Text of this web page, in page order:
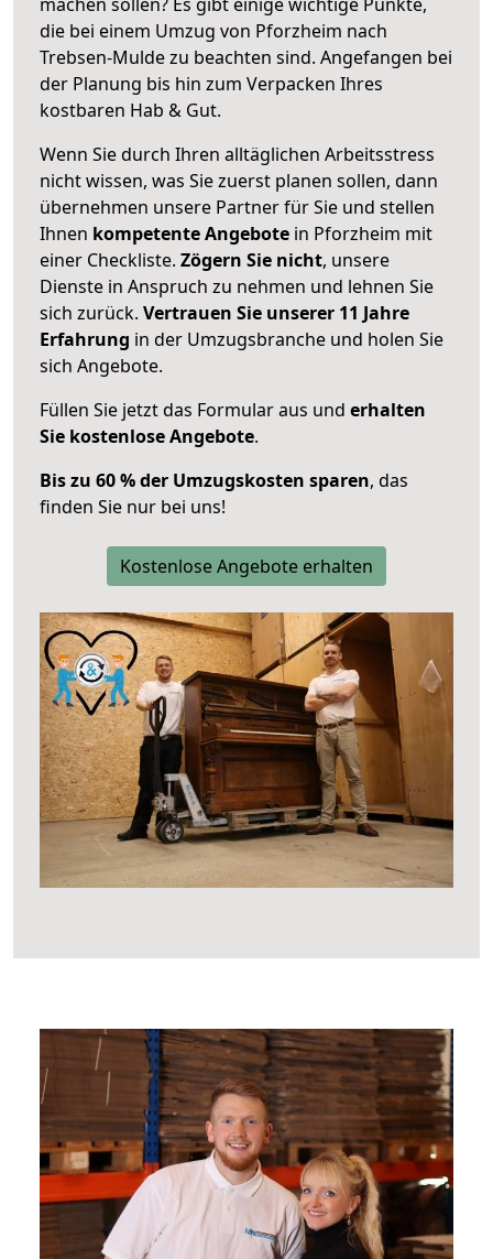
die bei einem Umzug von Pforzheim nach
Trebsen-Mulde zu beachten sind. Angefangen bei
der Planung bis hin zum Verpacken Ihres
kostbaren Hab & Gut.
Wenn Sie durch Ihren alltäglichen Arbeitsstress
nicht wissen, was Sie zuerst planen sollen, dann
übernehmen unsere Partner für Sie und stellen
Ihnen kompetente Angebote in Pforzheim mit
einer Checkliste. Zögern Sie nicht, unsere
Dienste in Anspruch zu nehmen und lehnen Sie
sich zurück. Vertrauen Sie unserer 11 Jahre
Erfahrung in der Umzugsbranche und holen Sie
sich Angebote.
Füllen Sie jetzt das Formular aus und erhalten
Sie kostenlose Angebote.
Bis zu 60 % der Umzugskosten sparen, das
finden Sie nur bei uns!
Kostenlose Angebote erhalten